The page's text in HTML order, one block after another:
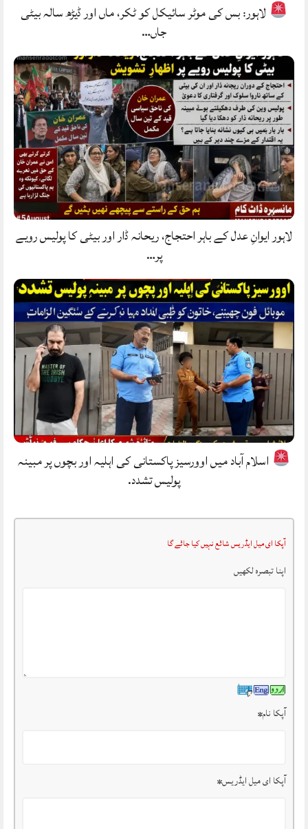
لاہور: بس کی موٹر سائیکل کو ٹکر، ماں اور ڈیڑھ سالہ بیٹی
جاں…
لاہور ایوانِ عدل کے باہر احتجاج، ریحانہ ڈار اور بیٹی کا پولیس رویے
پر…
اسلام آباد میں اوورسیز پاکستانی کی اہلیہ اور بچوں پر مبینہ
پولیس تشدد.
آپکا ای میل ایڈریس شائع نہیں کیا جائے گا
اپنا تبصرہ لکھیں
آپکا نام*
آپکا ای میل ایڈریس*